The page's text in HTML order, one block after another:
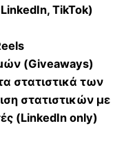
TikTok)
(Giveaways)
στατιστικά των
στατιστικών με
(LinkedIn only)